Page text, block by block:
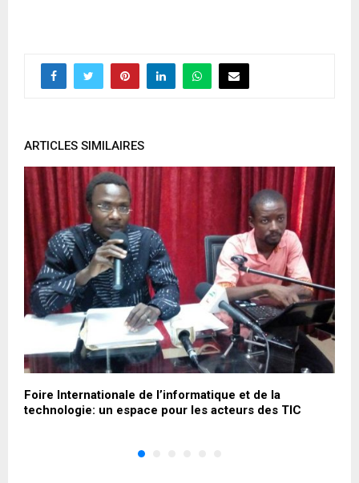
ARTICLES SIMILAIRES
Foire Internationale de l’informatique et de la
technologie: un espace pour les acteurs des TIC